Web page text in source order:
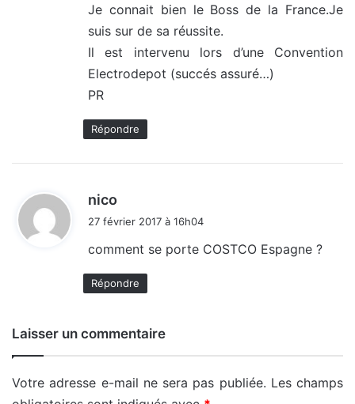
Je connait bien le Boss de la France.Je
suis sur de sa réussite.
Il est intervenu lors d’une Convention
Electrodepot (succés assuré…)
PR
Répondre
nico
27 février 2017 à 16h04
comment se porte COSTCO Espagne ?
Répondre
Laisser un commentaire
Votre adresse e-mail ne sera pas publiée. Les champs